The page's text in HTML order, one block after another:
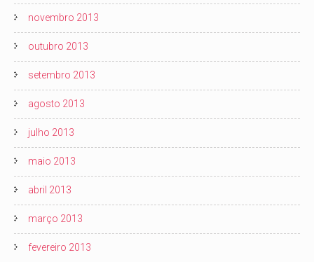
novembro 2013
outubro 2013
setembro 2013
agosto 2013
julho 2013
maio 2013
abril 2013
março 2013
fevereiro 2013